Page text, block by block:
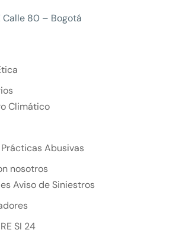
Calle 80 – Bogotá
Climático
Abusivas
nosotros
Aviso de Siniestros
SI 24